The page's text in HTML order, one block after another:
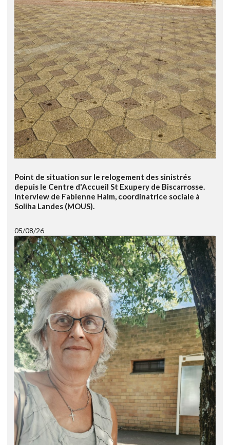
Point de situation sur le relogement des sinistrés
depuis le Centre d'Accueil St Exupery de Biscarrosse.
Interview de Fabienne Halm, coordinatrice sociale à
Soliha Landes (MOUS).
05/08/26